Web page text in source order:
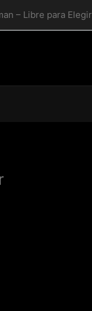
– Libre para Elegir